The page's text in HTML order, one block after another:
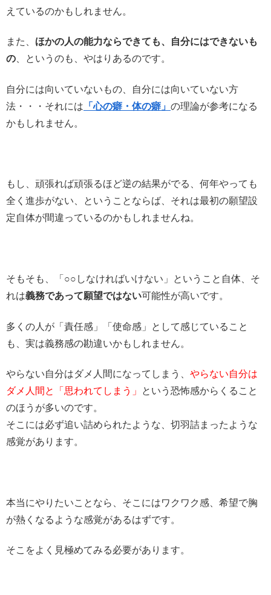
えているのかもしれません。
また、 ほかの人の能力ならできても、自分にはできないも
の 、というのも、やはりあるのです。
自分には向いていないもの、自分には向いていない方
法・・・それには 「心の癖・体の癖」 の理論が参考になる
かもしれません。
もし、頑張れば頑張るほど逆の結果がでる、何年やっても
全く進歩がない、ということならば、それは最初の願望設
定自体が間違っているのかもしれませんね。
そもそも、「○○しなければいけない」ということ自体、そ
れは義務であって願望ではない可能性が高いです。
多くの人が「責任感」「使命感」として感じていること
も、実は義務感の勘違いかもしれません。
やらない自分はダメ人間になってしまう、 やらない自分は
ダメ人間と「思われてしまう」
という恐怖感からくること
のほうが多いのです。
そこには必ず追い詰められたような、切羽詰まったような
感覚があります。
本当にやりたいことなら、そこにはワクワク感、希望で胸
が熱くなるような感覚があるはずです。
そこをよく見極めてみる必要があります。